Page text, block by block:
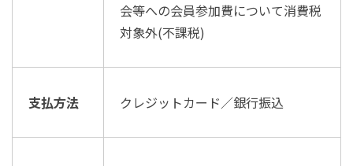
会等への会員参加費について消費税
対象外(不課税)
支払方法 クレジットカード／銀行振込